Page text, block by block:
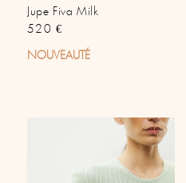
Jupe Fiva Milk
Prix habituel
520 €
NOUVEAUTÉ